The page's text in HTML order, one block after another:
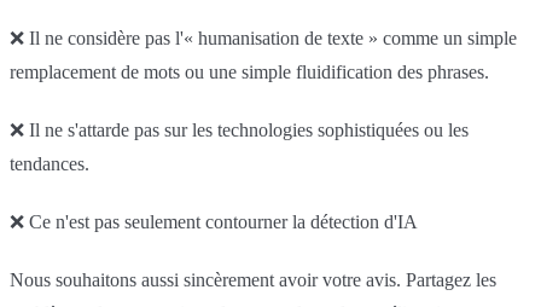
❌ Il ne considère pas l'« humanisation de texte » comme un simple
remplacement de mots ou une simple fluidification des phrases.
❌ Il ne s'attarde pas sur les technologies sophistiquées ou les
tendances.
❌ Ce n'est pas seulement contourner la détection d'IA
Nous souhaitons aussi sincèrement avoir votre avis. Partagez les